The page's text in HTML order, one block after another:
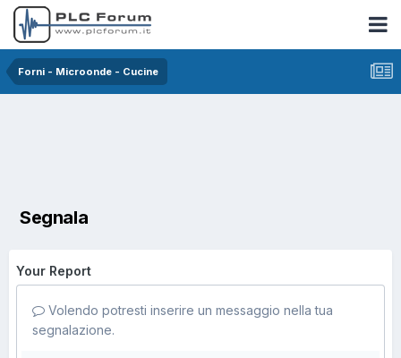
Forni - Microonde - Cucine
Segnala
Your Report
Volendo potresti inserire un messaggio nella tua
segnalazione.